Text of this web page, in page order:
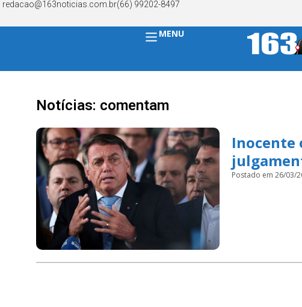
redacao@163noticias.com.br(66) 99202-8497
MENU
Notícias: comentam
Inocente
Postado em 26/03/